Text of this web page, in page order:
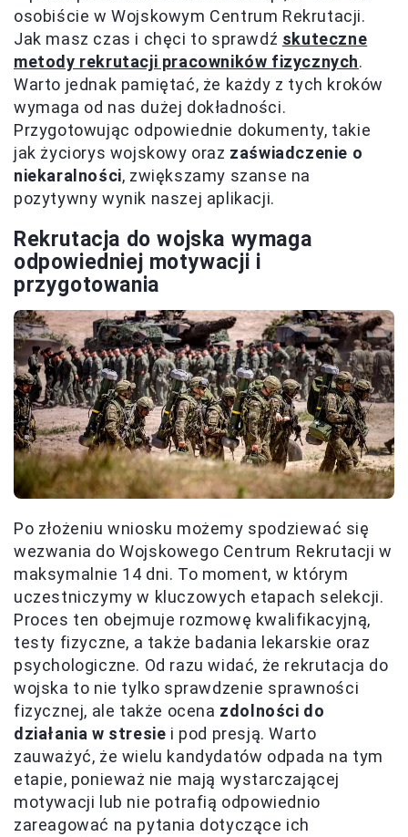
osobiście w Wojskowym Centrum Rekrutacji.
Jak masz czas i chęci to sprawdź skuteczne
metody rekrutacji pracowników fizycznych.
Warto jednak pamiętać, że każdy z tych kroków
wymaga od nas dużej dokładności.
Przygotowując odpowiednie dokumenty, takie
jak życiorys wojskowy oraz zaświadczenie o
niekaralności, zwiększamy szanse na
pozytywny wynik naszej aplikacji.
Rekrutacja do wojska wymaga
odpowiedniej motywacji i
przygotowania
Po złożeniu wniosku możemy spodziewać się
wezwania do Wojskowego Centrum Rekrutacji w
maksymalnie 14 dni. To moment, w którym
uczestniczymy w kluczowych etapach selekcji.
Proces ten obejmuje rozmowę kwalifikacyjną,
testy fizyczne, a także badania lekarskie oraz
psychologiczne. Od razu widać, że rekrutacja do
wojska to nie tylko sprawdzenie sprawności
fizycznej, ale także ocena zdolności do
działania w stresie i pod presją. Warto
zauważyć, że wielu kandydatów odpada na tym
etapie, ponieważ nie mają wystarczającej
motywacji lub nie potrafią odpowiednio
zareagować na pytania dotyczące ich